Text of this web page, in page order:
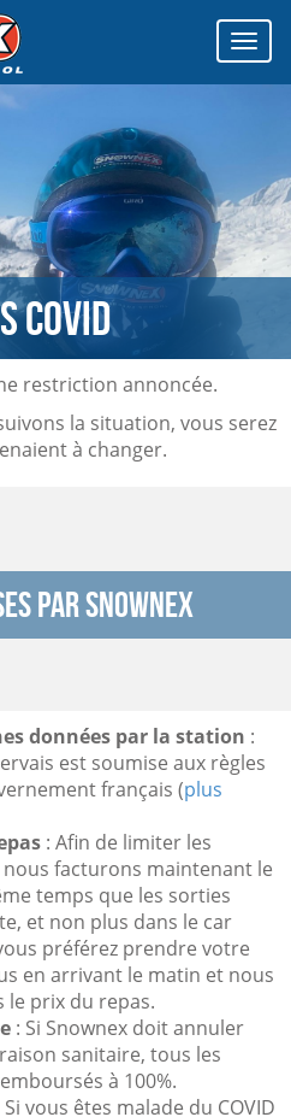
restriction annoncée.
la situation, vous serez
à changer.
par Snownex
données par la station :
est soumise aux règles
français (plus
: Afin de limiter les
facturons maintenant le
temps que les sorties
et non plus dans le car
préférez prendre votre
en arrivant le matin et nous
prix du repas.
: Si Snownex doit annuler
sanitaire, tous les
à 100%.
Si vous êtes malade du COVID